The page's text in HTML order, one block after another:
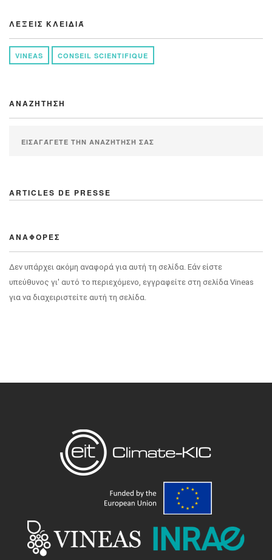
ΛΈΞΕΙΣ ΚΛΕΙΔΙΆ
VINEAS CONSEIL SCIENTIFIQUE
ΑΝΑΖΉΤΗΣΗ
ARTICLES DE PRESSE
ΑΝΑΦΟΡΈΣ
Δεν υπάρχει ακόμη αναφορά για αυτή τη σελίδα. Εάν είστε
υπεύθυνος γι' αυτό το περιεχόμενο, εγγραφείτε στη σελίδα Vineas
για να διαχειριστείτε αυτή τη σελίδα.